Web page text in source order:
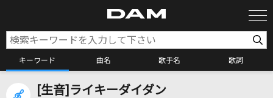
キーワード 曲名 歌手名 歌詞
カラオケ検索
[生音]ライキーダイダン